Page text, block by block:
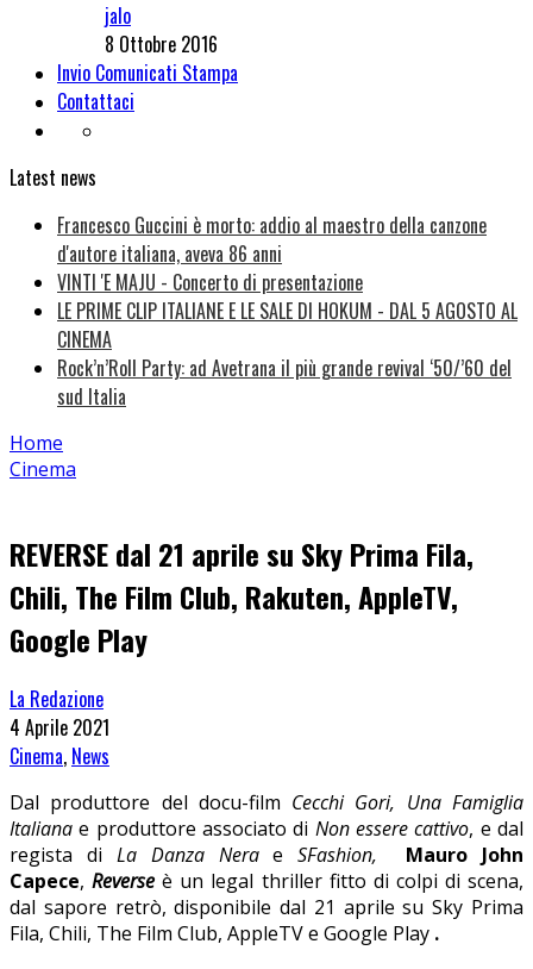
jalo
8 Ottobre 2016
Invio Comunicati Stampa
Contattaci
Latest news
Francesco Guccini è morto: addio al maestro della canzone
d'autore italiana, aveva 86 anni
VINTI 'E MAJU - Concerto di presentazione
LE PRIME CLIP ITALIANE E LE SALE DI HOKUM - DAL 5 AGOSTO AL
CINEMA
Rock’n’Roll Party: ad Avetrana il più grande revival ‘50/’60 del
sud Italia
Home
Cinema
REVERSE dal 21 aprile su Sky Prima Fila,
Chili, The Film Club, Rakuten, AppleTV,
Google Play
La Redazione
4 Aprile 2021
Cinema, News
Dal produttore del docu-film Cecchi Gori, Una Famiglia
Italiana e produttore associato di Non essere cattivo, e dal
regista di La Danza NeraeSFashion,
Mauro John
Capece,Reverse è un legal thriller fitto di colpi di scena,
dal sapore retrò, disponibile dal 21 aprile su Sky Prima
Fila, Chili, The Film Club, AppleTV e Google Play .